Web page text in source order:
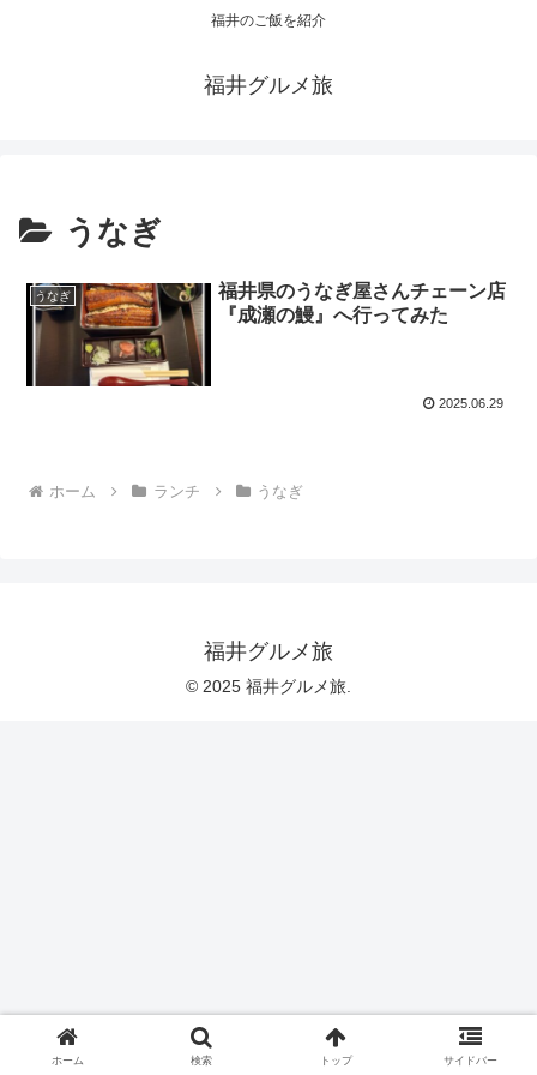
福井のご飯を紹介
福井グルメ旅
うなぎ
うなぎ
福井県のうなぎ屋さんチェーン店
『成瀬の鰻』へ行ってみた
2025.06.29
ホーム ランチ うなぎ
福井グルメ旅
© 2025 福井グルメ旅.
ホーム 検索 トップ サイドバー